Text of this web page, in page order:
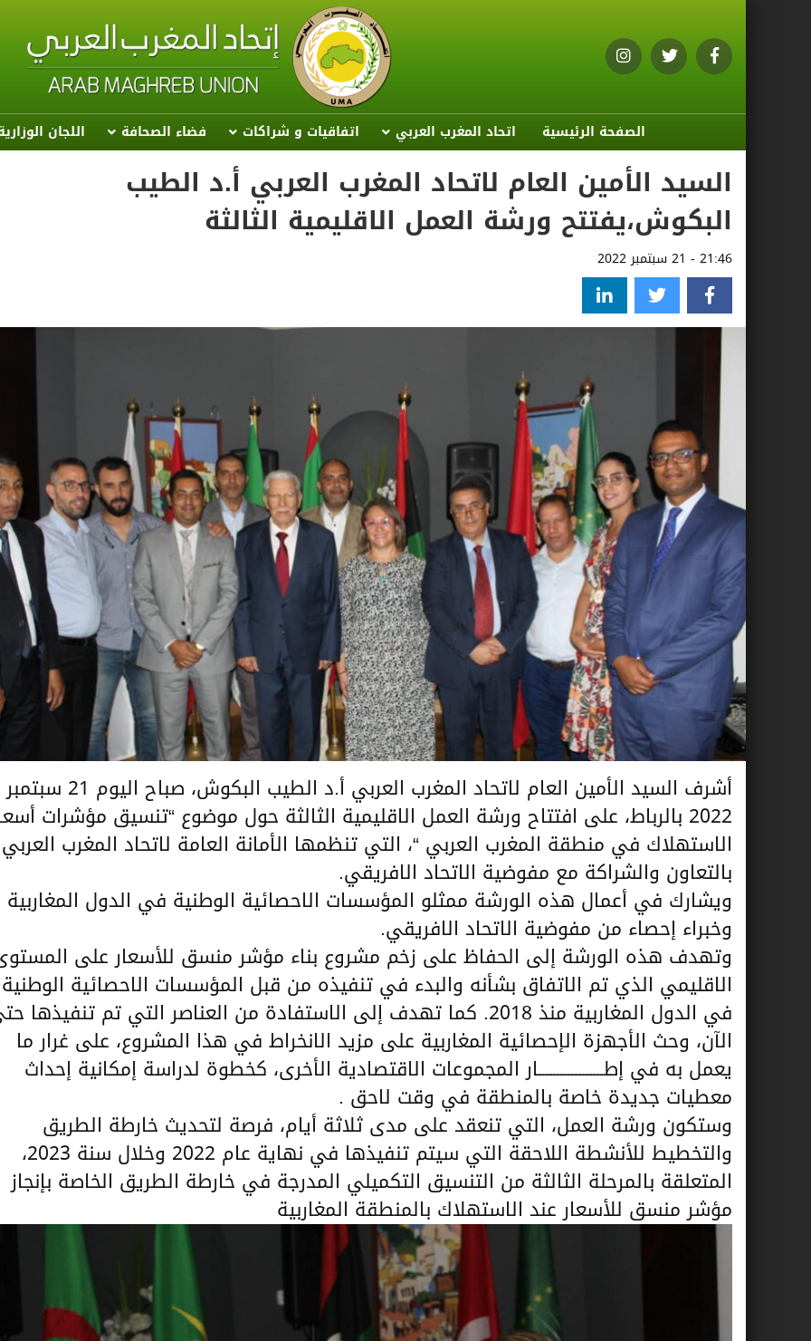
الصفحة الرئيسية اتحاد المغرب العربي اتفاقيات و شراكات فضاء الصحافة اللجان
السيد الأمين العام لاتحاد المغرب العربي أ.د الطيب
البكوش،يفتتح ورشة العمل الاقليمية الثالثة
21:46 - 21 سبتمبر 2022
أشرف السيد الأمين العام لاتحاد المغرب العربي أ.د الطيب البكوش، صباح اليوم 21 سبتمبر
2022 بالرباط، على افتتاح ورشة العمل الاقليمية الثالثة حول موضوع “تنسيق مؤشرات
الاستهلاك في منطقة المغرب العربي “، التي تنظمها الأمانة العامة لاتحاد المغرب العربي
بالتعاون والشراكة مع مفوضية الاتحاد الافريقي.
ويشارك في أعمال هذه الورشة ممثلو المؤسسات الاحصائية الوطنية في الدول المغاربية
وخبراء إحصاء من مفوضية الاتحاد الافريقي.
وتهدف هذه الورشة إلى الحفاظ على زخم مشروع بناء مؤشر منسق للأسعار على
الاقليمي الذي تم الاتفاق بشأنه والبدء في تنفيذه من قبل المؤسسات الاحصائية الوطنية
في الدول المغاربية منذ 2018. كما تهدف إلى الاستفادة من العناصر التي تم تنفيذها
الآن، وحث الأجهزة الإحصائية المغاربية على مزيد الانخراط في هذا المشروع، على غرار ما
يعمل به في إطــــــــــــــــــار المجموعات الاقتصادية الأخرى، كخطوة لدراسة إمكانية إحداث
معطيات جديدة خاصة بالمنطقة في وقت لاحق .
وستكون ورشة العمل، التي تنعقد على مدى ثلاثة أيام، فرصة لتحديث خارطة الطريق
والتخطيط للأنشطة اللاحقة التي سيتم تنفيذها في نهاية عام 2022 وخلال سنة 2023،
المتعلقة بالمرحلة الثالثة من التنسيق التكميلي المدرجة في خارطة الطريق الخاصة بإنجاز
مؤشر منسق للأسعار عند الاستهلاك بالمنطقة المغاربية